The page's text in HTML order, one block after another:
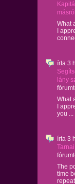
másról
What
I
írta 3
lány
What
I
you ...
írta 3
The
time